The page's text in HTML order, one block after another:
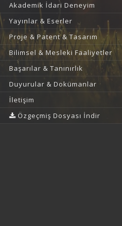
Akademik İdari Deneyim
Yayınlar & Eserler
Proje & Patent & Tasarım
Bilimsel & Mesleki Faaliyetler
Başarılar & Tanınırlık
Duyurular & Dokümanlar
İletişim
Özgeçmiş Dosyası İndir